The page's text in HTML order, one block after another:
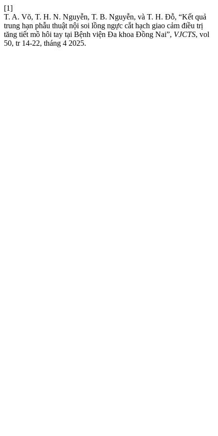
[1]
T. A. Võ, T. H. N. Nguyễn, T. B. Nguyễn, và T. H. Đỗ, “Kết quả
trung hạn phẫu thuật nội soi lồng ngực cắt hạch giao cảm điều trị
tăng tiết mồ hôi tay tại Bệnh viện Đa khoa Đồng Nai”, VJCTS, vol
50, tr 14-22, tháng 4 2025.